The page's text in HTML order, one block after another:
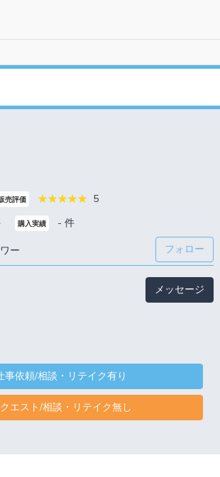
売評価 5
購入実績 - 件
ー フォロー
メッセージ
事依頼/相談・リテイク有り
エスト/相談・リテイク無し